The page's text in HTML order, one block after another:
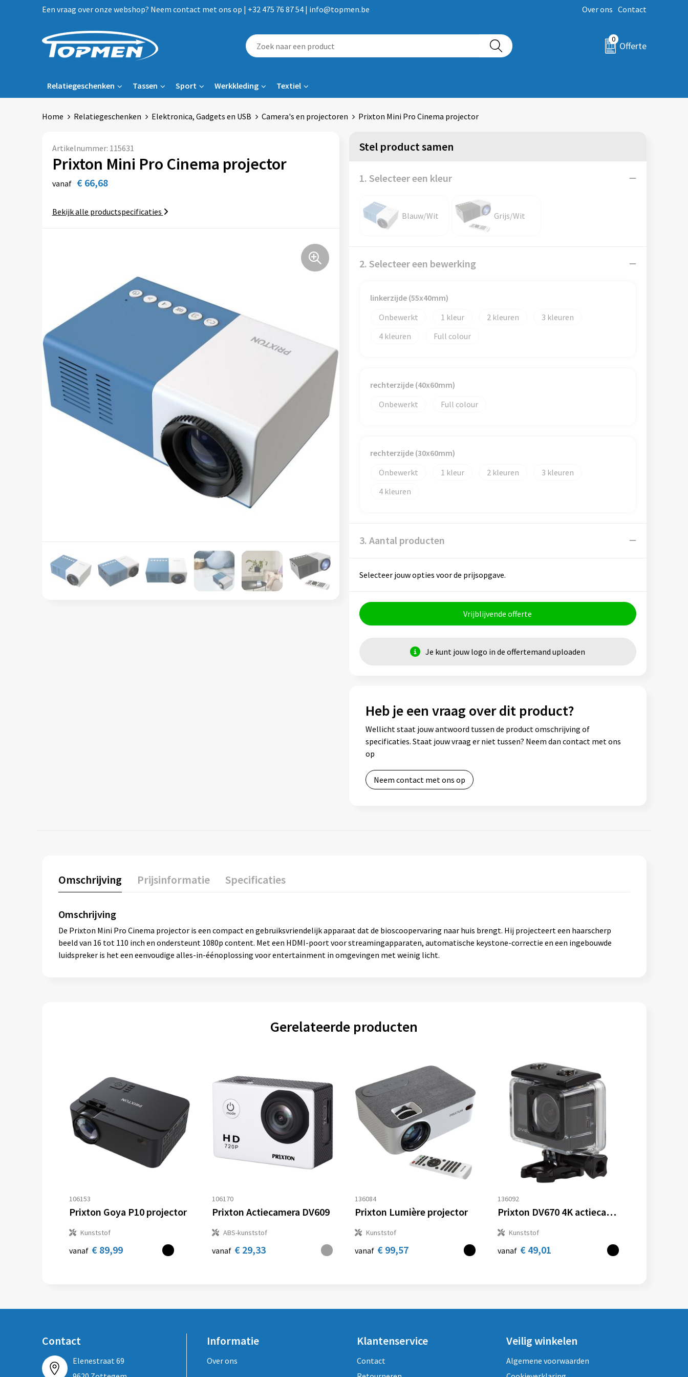
Een vraag over onze webshop? Neem contact met ons op | +32 475 76 87 54 | info@topmen.be Over ons Contact
0
Offerte
Relatiegeschenken Tassen Sport Werkkleding Textiel
Home Relatiegeschenken Elektronica, Gadgets en USB Camera's en projectoren Prixton Mini Pro Cinema projector
Artikelnummer: 115631
Prixton Mini Pro Cinema projector
vanaf € 66,68
Bekijk alle productspecificaties
Stel product samen
1. Selecteer een kleur
Blauw/Wit Grijs/Wit
2. Selecteer een bewerking
linkerzijde (55x40mm)
Onbewerkt
1 2
3
4
Full colour
rechterzijde (40x60mm)
Onbewerkt
Full colour
rechterzijde (30x60mm)
Onbewerkt
1 2
3
4
3. Aantal producten
Selecteer jouw opties voor de prijsopgave.
Vrijblijvende offerte
Je kunt jouw logo in de offertemand uploaden
Heb je een vraag over dit product?
Wellicht staat jouw antwoord tussen de product omschrijving of
specificaties. Staat jouw vraag er niet tussen? Neem dan contact met ons
op
Neem contact met ons op
Omschrijving Prijsinformatie Specificaties
Omschrijving
De Prixton Mini Pro Cinema projector is een compact en gebruiksvriendelijk apparaat dat de bioscoopervaring naar huis brengt. Hij projecteert een haarscherp
beeld van 16 tot 110 inch en ondersteunt 1080p content. Met een HDMI-poort voor streamingapparaten, automatische keystone-correctie en een ingebouwde
luidspreker is het een eenvoudige alles-in-éénoplossing voor entertainment in omgevingen met weinig licht.
Gerelateerde producten
106153
Prixton Goya P10 projector
Kunststof
vanaf € 89,99
106170
Prixton Actiecamera DV609
ABS-kunststof
vanaf € 29,33
136084
Prixton Lumière projector
Kunststof
vanaf € 99,57
136092
Prixton DV670 4K actiecamera met dubbel scherm
Kunststof
vanaf € 49,01
Contact
Elenestraat 69
Informatie
Over ons
Klantenservice
Contact
Veilig winkelen
Algemene voorwaarden